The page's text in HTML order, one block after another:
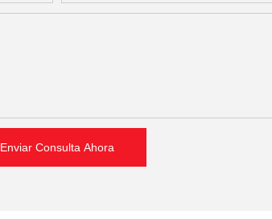
Enviar Consulta Ahora